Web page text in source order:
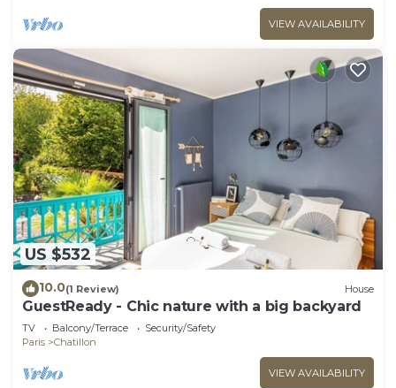
VIEW AVAILABILITY
US $532
10.0(1 Review) House
GuestReady - Chic nature with a big backyard
TV Balcony/Terrace
Security/Safety
Paris
Chatillon
VIEW AVAILABILITY